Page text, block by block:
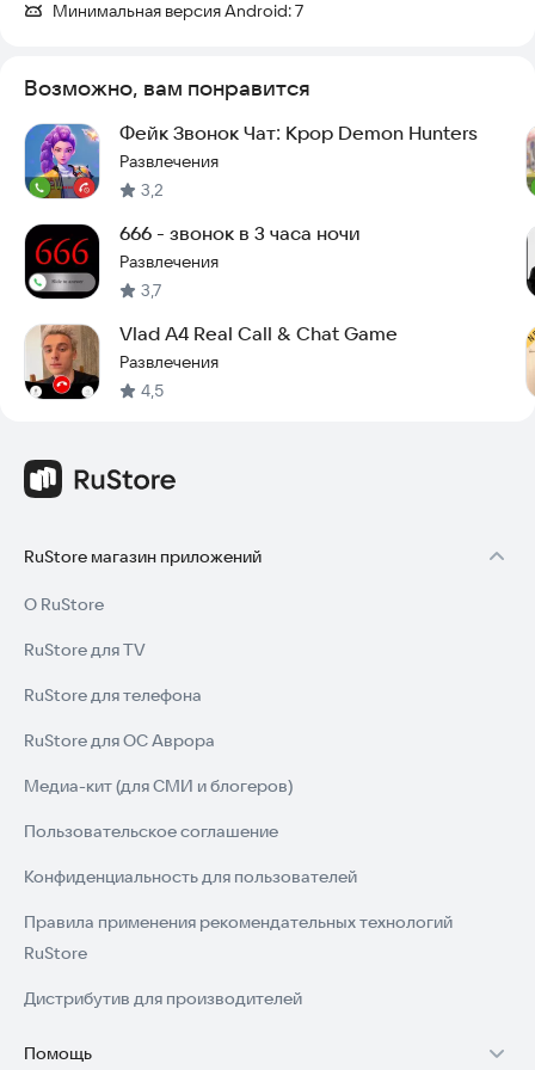
с ребёнком - эмоции гарантированы.
Минимальная версия Android:7
Возможно, вам понравится
Фейк Звонок Чат: Kpop Demon Hunters
Развлечения
3,2
666 - звонок в 3 часа ночи
Развлечения
3,7
Vlad A4 Real Call & Chat Game
Развлечения
4,5
RuStore магазин приложений
О RuStore
RuStore для TV
RuStore для телефона
RuStore для ОС Аврора
Медиа-кит (для СМИ и блогеров)
Пользовательское соглашение
Конфиденциальность для пользователей
Правила применения рекомендательных технологий
RuStore
Дистрибутив для производителей
Помощь